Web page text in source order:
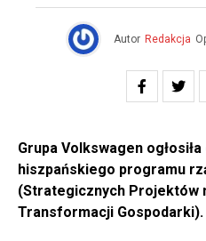
Autor Redakcja
Grupa Volkswagen
hiszpańskiego programu
(Strategicznych Projektów
Transformacji Gospodarki).